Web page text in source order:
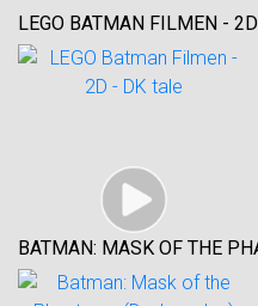
LEGO BATMAN FILMEN -
BATMAN: MASK OF THE